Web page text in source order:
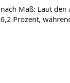
Maß: Laut
Prozent,